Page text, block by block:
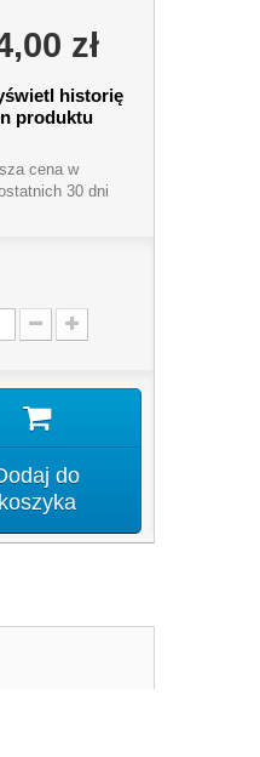
zł
produktu
cena w
30 dni
do
koszyka